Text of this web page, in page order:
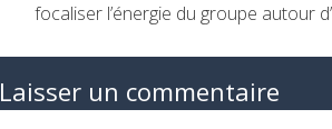
focaliser l’énergie du groupe autour
Laisser un commentaire